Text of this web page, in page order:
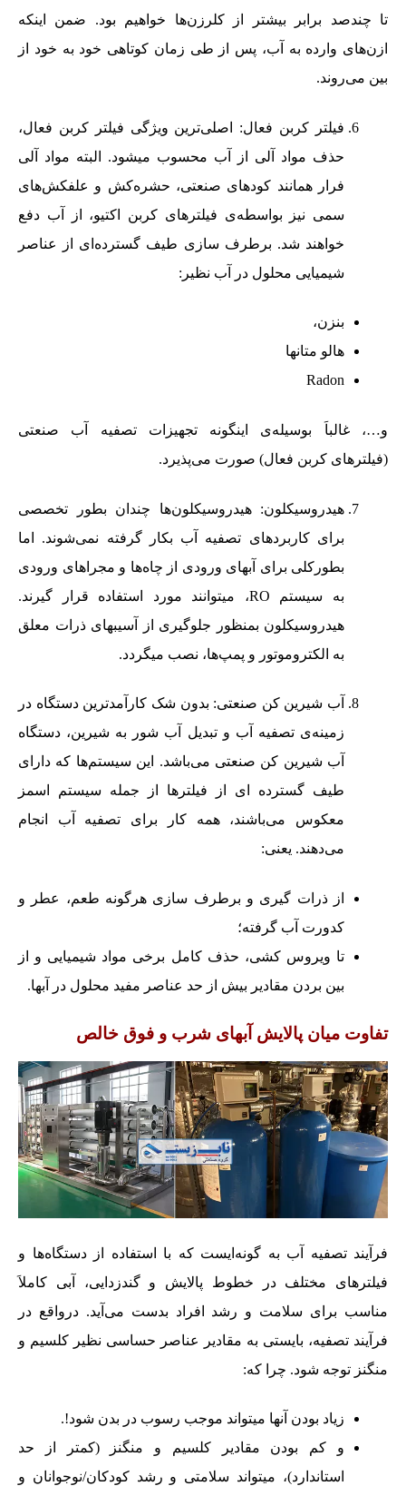
تا چندصد برابر بیشتر از کلرزن‌ها خواهیم بود. ضمن اینکه
ازن‌های وارده به آب، پس از طی زمان کوتاهی خود به خود از
بین می‌روند.
فیلتر کربن فعال: اصلی‌ترین ویژگی فیلتر کربن فعال،
حذف مواد آلی از آب محسوب میشود. البته مواد آلی
فرار همانند کودهای صنعتی، حشره‌کش و علفکش‌های
سمی نیز بواسطه‌ی فیلترهای کربن اکتیو، از آب دفع
خواهند شد. برطرف سازی طیف گسترده‌ای از عناصر
شیمیایی محلول در آب نظیر:
بنزن،
هالو متانها
Radon
و…، غالباَ بوسیله‌ی اینگونه تجهیزات تصفیه آب صنعتی
(فیلترهای کربن فعال) صورت می‌پذیرد.
هیدروسیکلون: هیدروسیکلون‌ها چندان بطور تخصصی
برای کاربردهای تصفیه آب بکار گرفته نمی‌شوند. اما
بطورکلی برای آبهای ورودی از چاه‌ها و مجراهای ورودی
به سیستم RO، میتوانند مورد استفاده قرار گیرند.
هیدروسیکلون بمنظور جلوگیری از آسیبهای ذرات معلق
به الکتروموتور و پمپ‌ها، نصب میگردد.
آب شیرین کن صنعتی: بدون شک کارآمدترین دستگاه در
زمینه‌ی تصفیه آب و تبدیل آب شور به شیرین، دستگاه
آب شیرین کن صنعتی می‌باشد. این سیستم‌ها که دارای
طیف گسترده ای از فیلترها از جمله سیستم اسمز
معکوس می‌باشند، همه کار برای تصفیه آب انجام
می‌دهند. یعنی:
از ذرات گیری و برطرف سازی هرگونه طعم، عطر و
کدورت آب گرفته؛
تا ویروس کشی، حذف کامل برخی مواد شیمیایی و از
بین بردن مقادیر بیش از حد عناصر مفید محلول در آبها.
تفاوت میان پالایش آبهای شرب و فوق خالص
فرآیند تصفیه آب به گونه‌ایست که با استفاده از دستگاه‌ها و
فیلترهای مختلف در خطوط پالایش و گندزدایی، آبی کاملاَ
مناسب برای سلامت و رشد افراد بدست می‌آید. درواقع در
فرآیند تصفیه، بایستی به مقادیر عناصر حساسی نظیر کلسیم و
منگنز توجه شود. چرا که:
زیاد بودن آنها میتواند موجب رسوب در بدن شود!.
و کم بودن مقادیر کلسیم و منگنز (کمتر از حد
استاندارد)، میتواند سلامتی و رشد کودکان/نوجوانان و